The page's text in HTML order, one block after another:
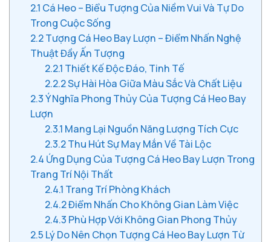
2.1 Cá Heo – Biểu Tượng Của Niềm Vui Và Tự Do
Trong Cuộc Sống
2.2Tượng Cá Heo Bay Lượn – Điểm Nhấn Nghệ
Thuật Đầy Ấn Tượng
2.2.1 Thiết Kế Độc Đáo, Tinh Tế
2.2.2Sự Hài Hòa Giữa Màu Sắc Và Chất Liệu
2.3Ý Nghĩa Phong Thủy Của Tượng Cá Heo Bay
Lượn
2.3.1 Mang Lại Nguồn Năng Lượng Tích Cực
2.3.2Thu Hút Sự May Mắn Về Tài Lộc
2.4 Ứng Dụng Của Tượng Cá Heo Bay Lượn Trong
Trang Trí Nội Thất
2.4.1 Trang Trí Phòng Khách
2.4.2Điểm Nhấn Cho Không Gian Làm Việc
2.4.3 Phù Hợp Với Không Gian Phong Thủy
2.5 Lý Do Nên Chọn Tượng Cá Heo Bay Lượn Từ